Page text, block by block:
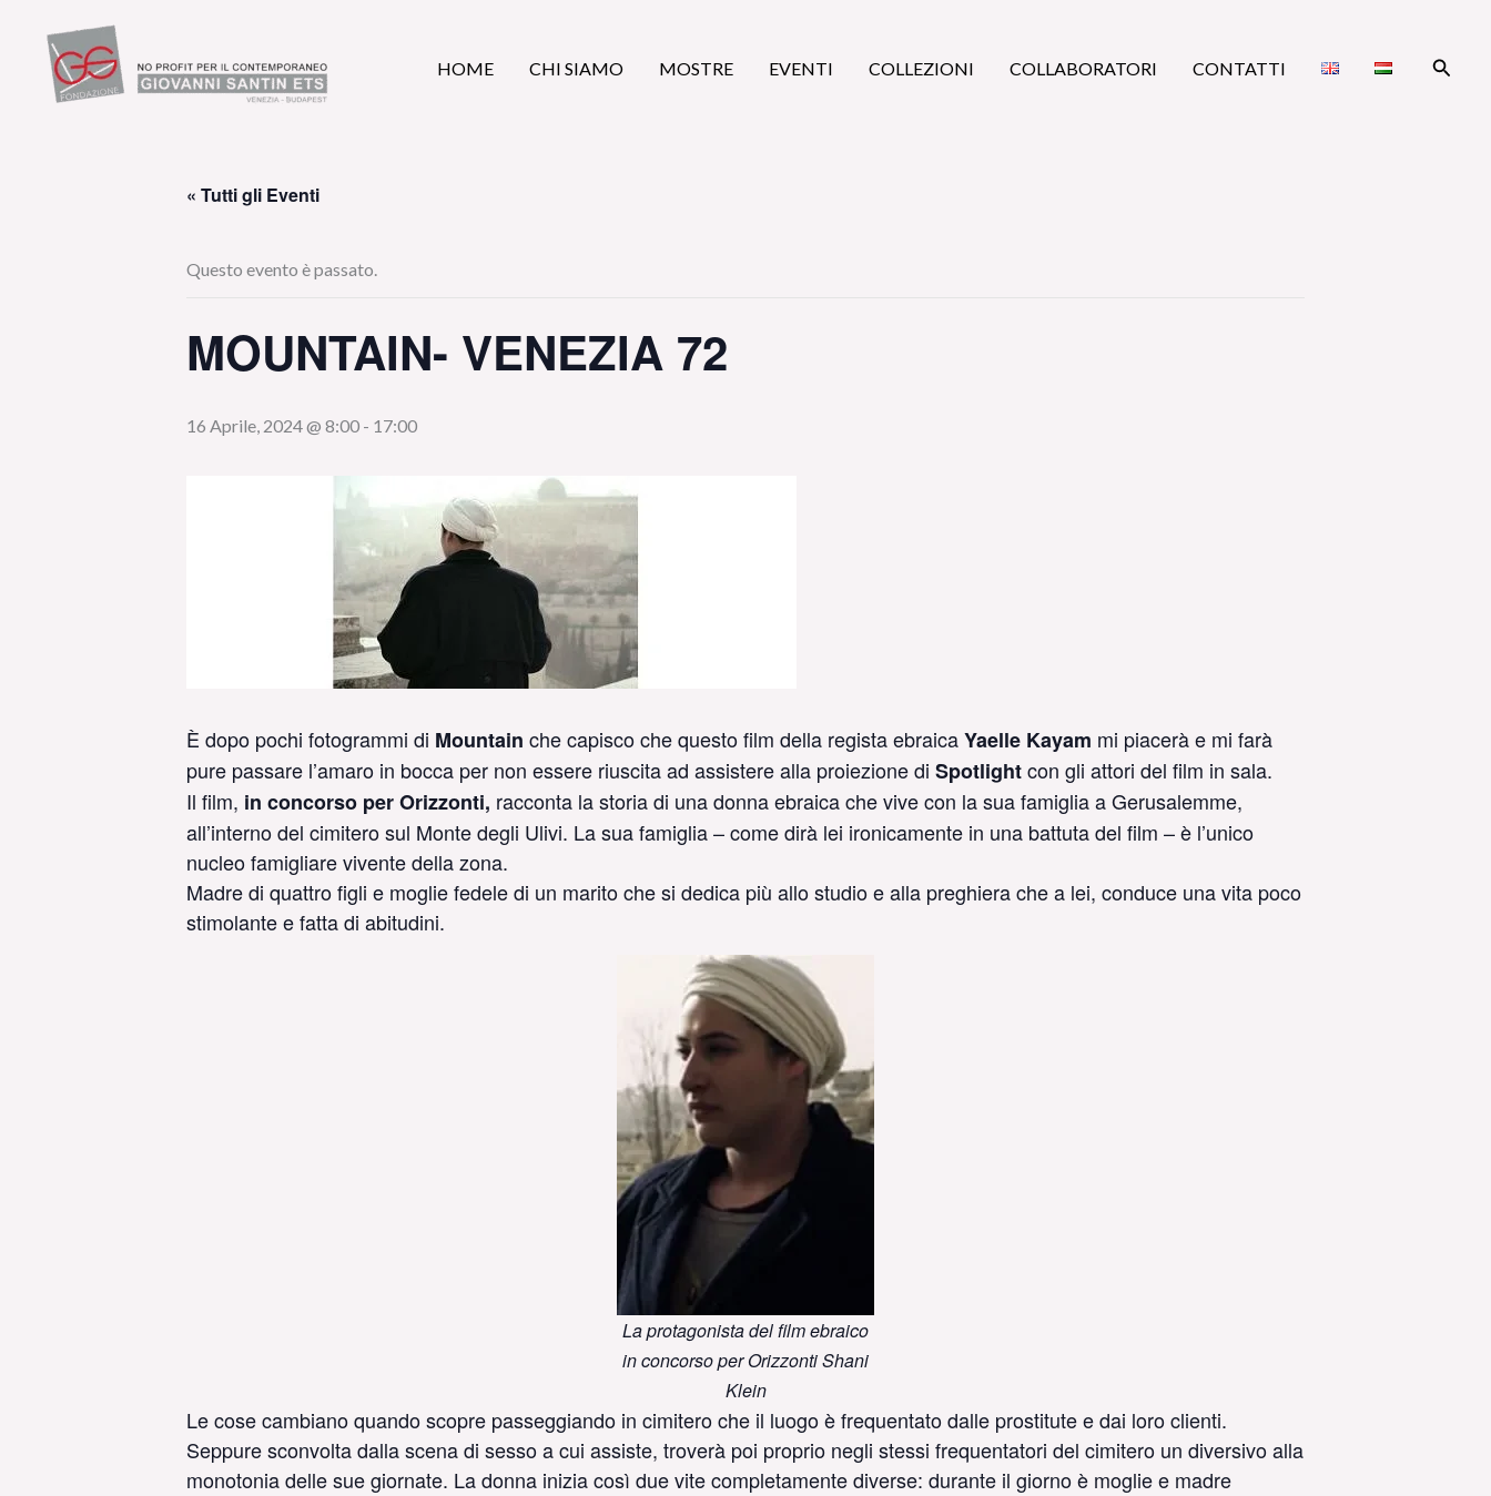
contenuto
HOME CHI SIAMO MOSTRE EVENTI COLLEZIONI COLLABORATORI CONTATTI Cerca
« Tutti gli Eventi
Questo evento è passato.
MOUNTAIN- VENEZIA 72
16 Aprile, 2024 @ 8:00 - 17:00
È dopo pochi fotogrammi di Mountain che capisco che questo film della regista ebraicaYaelle Kayam mi piacerà e mi farà
pure passare l’amaro in bocca per non essere riuscita ad assistere alla proiezione di Spotlightcon gli attori del film in sala.
Il film, in concorso per Orizzonti, racconta la storia di una donna ebraica che vive con la sua famiglia a Gerusalemme,
all’interno del cimitero sul Monte degli Ulivi. La sua famiglia – come dirà lei ironicamente in una battuta del film – è l’unico
nucleo famigliare vivente della zona.
Madre di quattro figli e moglie fedele di un marito che si dedica più allo studio e alla preghiera che a lei, conduce una vita poco
stimolante e fatta di abitudini.
La protagonista del film ebraico
in concorso per Orizzonti Shani
Klein
Le cose cambiano quando scopre passeggiando in cimitero che il luogo è frequentato dalle prostitute e dai loro clienti.
Seppure sconvolta dalla scena di sesso a cui assiste, troverà poi proprio negli stessi frequentatori del cimitero un diversivo alla
monotonia delle sue giornate. La donna inizia così due vite completamente diverse: durante il giorno è moglie e madre